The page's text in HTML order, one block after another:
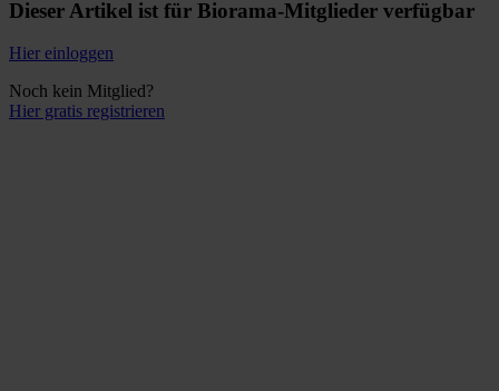
Dieser Artikel ist für Biorama-Mitglieder verfügbar
Hier einloggen
Noch kein Mitglied?
Hier gratis registrieren